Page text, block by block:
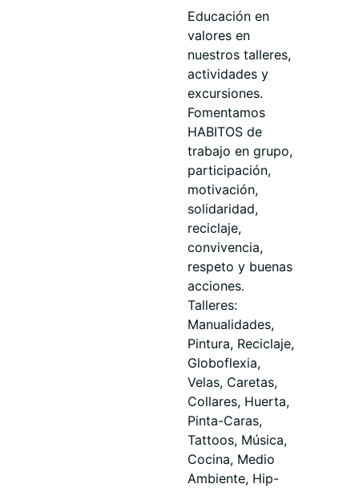
Educación en
valores en
nuestros talleres,
actividades y
excursiones.
Fomentamos
HABITOS de
trabajo en grupo,
participación,
motivación,
solidaridad,
reciclaje,
convivencia,
respeto y buenas
acciones.
Talleres:
Manualidades,
Pintura, Reciclaje,
Globoflexia,
Velas, Caretas,
Collares, Huerta,
Pinta-Caras,
Tattoos, Música,
Cocina, Medio
Ambiente, Hip-